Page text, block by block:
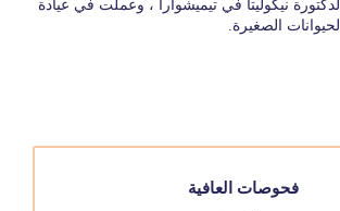
الدكتورة نيكوليتا في تيميشوارا ، وعملت في عيادة
الحيوانات الصغيرة.
فحوصات العافية